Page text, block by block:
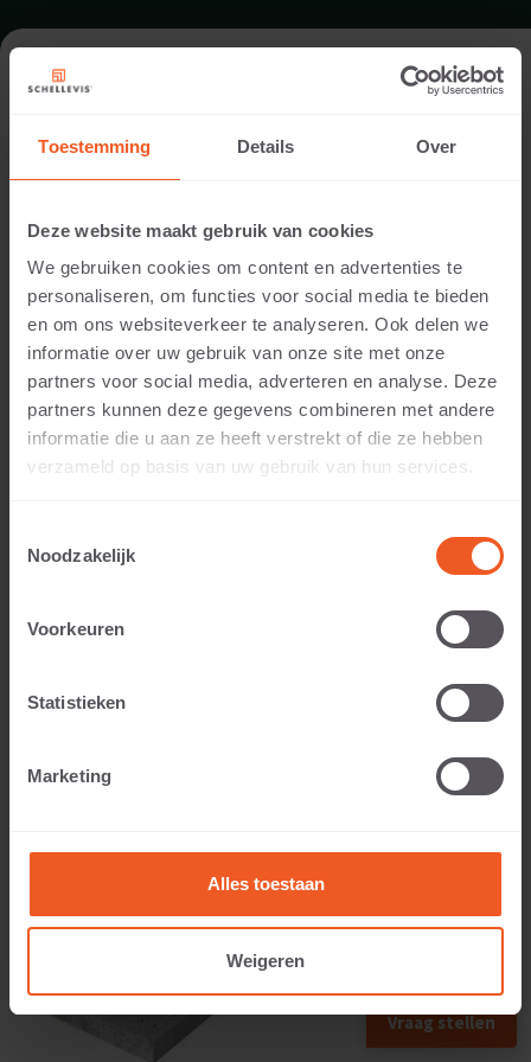
Toestemming Details Over
Deze website maakt gebruik van cookies
We gebruiken cookies om content en advertenties te
personaliseren, om functies voor social media te bieden
en om ons websiteverkeer te analyseren. Ook delen we
informatie over uw gebruik van onze site met onze
partners voor social media, adverteren en analyse. Deze
partners kunnen deze gegevens combineren met andere
informatie die u aan ze heeft verstrekt of die ze hebben
verzameld op basis van uw gebruik van hun services.
Noodzakelijk
Voorkeuren
Statistieken
Marketing
Alles toestaan
Weigeren
FORMAT - PLATTE 40X40
SORTIMENT PLATTEN
5 CM DICKE
17 KG
Vraag stellen